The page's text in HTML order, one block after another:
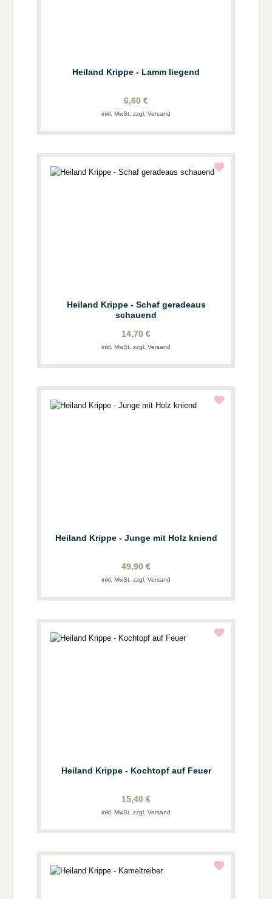
Heiland Krippe - Lamm liegend
6,60 €
inkl. MwSt. zzgl. Versand
Heiland Krippe - Schaf geradeaus
schauend
14,70 €
inkl. MwSt. zzgl. Versand
Heiland Krippe - Junge mit Holz kniend
49,90 €
inkl. MwSt. zzgl. Versand
Heiland Krippe - Kochtopf auf Feuer
15,40 €
inkl. MwSt. zzgl. Versand